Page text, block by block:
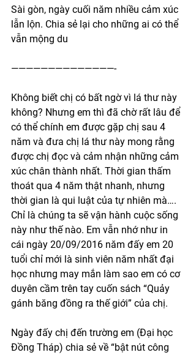
Sài gòn, ngày cuối năm nhiều cảm xúc
lẫn lộn. Chia sẻ lại cho những ai có thể
vẫn mộng du
——————————————-
Không biết chị có bất ngờ vì lá thư này
không? Nhưng em thì đã chờ rất lâu để
có thể chính em được gặp chị sau 4
năm và đưa chị lá thư này mong rằng
được chị đọc và cảm nhận những cảm
xúc chân thành nhất. Thời gian thấm
thoát qua 4 năm thật nhanh, nhưng
thời gian là qui luật của tự nhiên mà….
Chỉ là chúng ta sẽ vận hành cuộc sống
này như thế nào. Em vẫn nhớ như in
cái ngày 20/09/2016 năm đấy em 20
tuổi chỉ mới là sinh viên năm nhất đại
học nhưng may mắn làm sao em có cơ
duyên cầm trên tay cuốn sách “Quảy
gánh băng đồng ra thế giới” của chị.
Ngày đấy chị đến trường em (Đại học
Đồng Tháp) chia sẻ về “bật nút công